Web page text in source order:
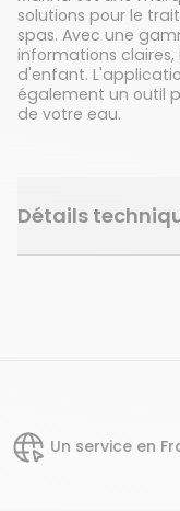
solutions pour le
spas. Avec une
informations
d'enfant.
également un outil
de votre eau.
Détails
en France